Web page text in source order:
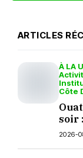
ARTICLES
À LA
Côte
soir
2026-